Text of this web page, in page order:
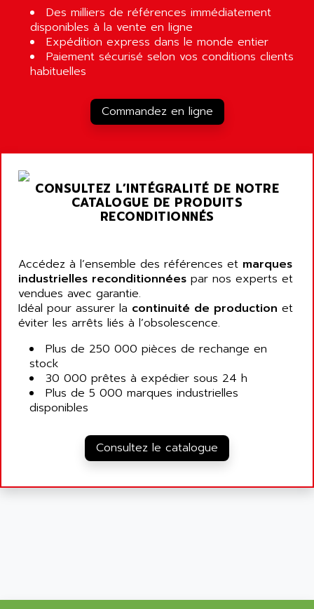
Des milliers de références immédiatement
disponibles à la vente en ligne
Expédition express dans le monde entier
Paiement sécurisé selon vos conditions clients
habituelles
Commandez en ligne
CONSULTEZ L’INTÉGRALITÉ DE NOTRE
CATALOGUE DE PRODUITS
RECONDITIONNÉS
Accédez à l’ensemble des références et marques
industrielles reconditionnées par nos experts et
vendues avec garantie.
Idéal pour assurer la continuité de production et
éviter les arrêts liés à l’obsolescence.
Plus de 250 000 pièces de rechange en
stock
30 000 prêtes à expédier sous 24 h
Plus de 5 000 marques industrielles
disponibles
Consultez le catalogue